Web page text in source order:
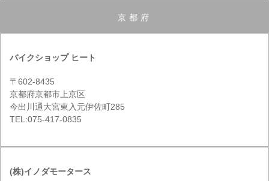
京都府
バイクショップ ヒート
〒602-8435
京都府京都市上京区
今出川通大宮東入元伊佐町285
TEL:075-417-0835
(株)イノダモータース